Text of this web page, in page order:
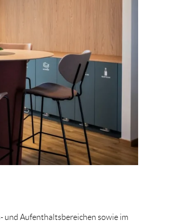
und Aufenthaltsbereichen sowie im